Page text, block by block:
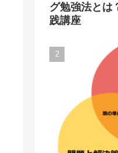
グ勉強法とは
践講座